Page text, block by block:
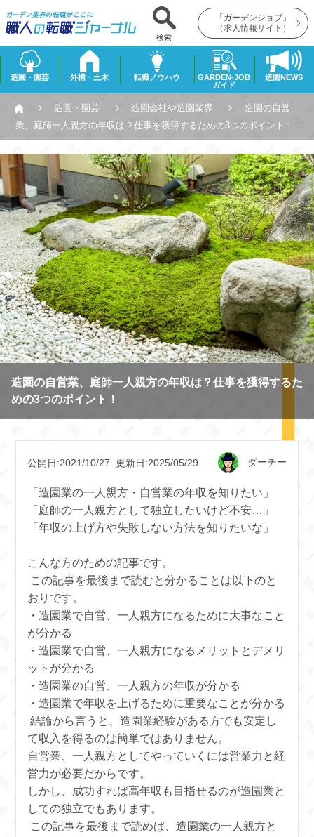
検索
「ガーデンジョブ」
（求人情報サイト）
造園・園芸 外構・土木 転職ノウハウ
GARDEN-JOB
ガイド
造園NEWS
造園・園芸 造園会社や造園業界
造園の自営
業、庭師一人親方の年収は？仕事を獲得するための3つのポイント！
造園の自営業、庭師一人親方の年収は？仕事を獲得するた
めの3つのポイント！
公開日:2021/10/27 更新日:2025/05/29 ダーチー
「造園業の一人親方・自営業の年収を知りたい」
「庭師の一人親方として独立したいけど不安…」
「年収の上げ方や失敗しない方法を知りたいな」
こんな方のための記事です。
この記事を最後まで読むと分かることは以下のと
おりです。
・造園業で自営、一人親方になるために大事なこと
が分かる
・造園業で自営、一人親方になるメリットとデメリ
ットが分かる
・造園業の自営、一人親方の年収が分かる
・造園業で年収を上げるために重要なことが分かる
結論から言うと、造園業経験がある方でも安定し
て収入を得るのは簡単ではありません。
自営業、一人親方としてやっていくには営業力と経
営力が必要だからです。
しかし、成功すれば高年収も目指せるのが造園業と
しての独立でもあります。
この記事を最後まで読めば、造園業の一人親方と